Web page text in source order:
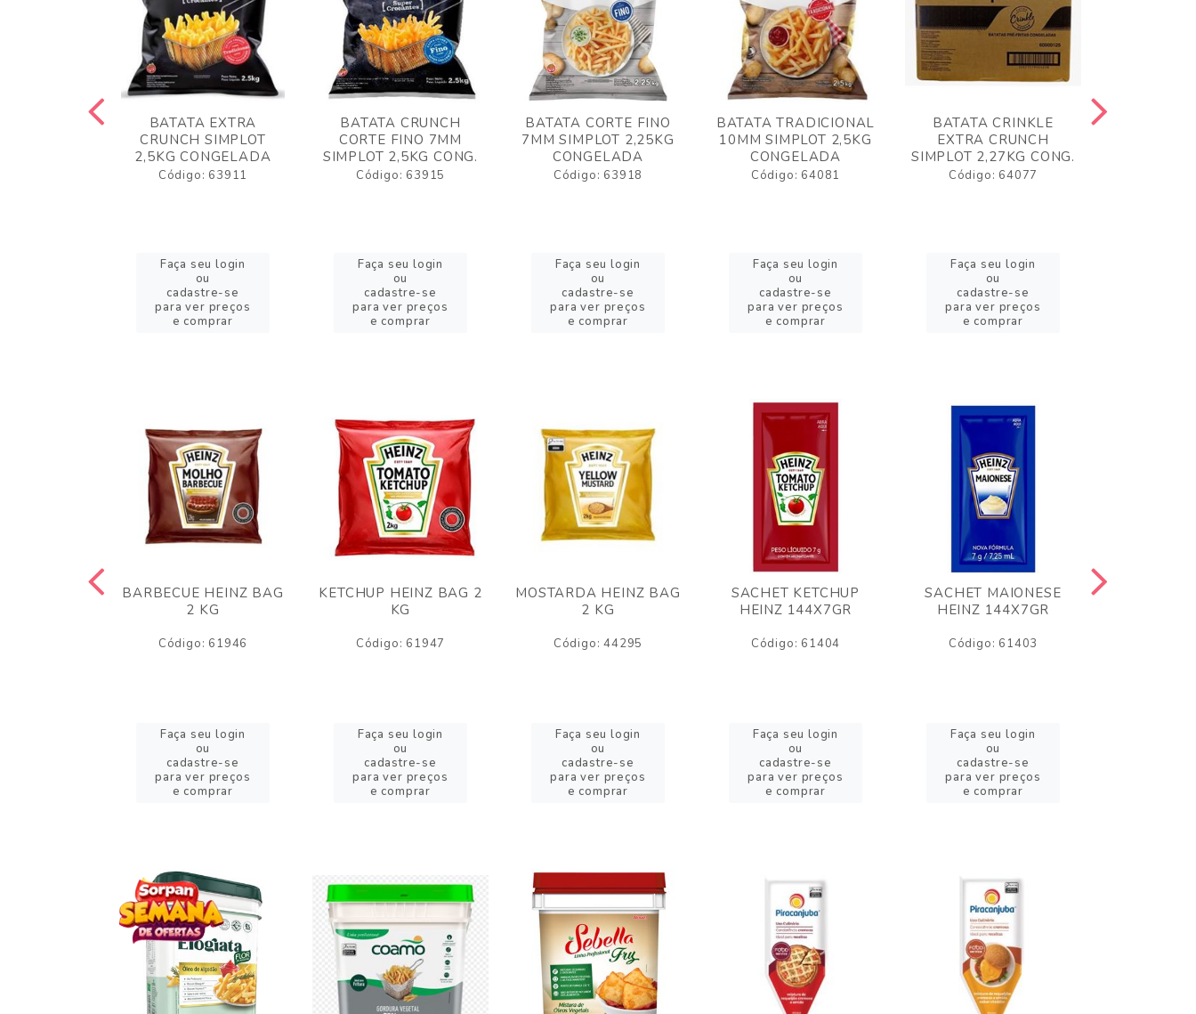
BATATA EXTRA
CRUNCH SIMPLOT
2,5KG CONGELADA
Código: 63911
Faça seu login
ou
cadastre-se
para ver preços
e comprar
BATATA CRUNCH
CORTE FINO 7MM
SIMPLOT 2,5KG CONG.
Código: 63915
Faça seu login
ou
cadastre-se
para ver preços
e comprar
BATATA CORTE FINO
7MM SIMPLOT 2,25KG
CONGELADA
Código: 63918
Faça seu login
ou
cadastre-se
para ver preços
e comprar
BATATA TRADICIONAL
10MM SIMPLOT 2,5KG
CONGELADA
Código: 64081
Faça seu login
ou
cadastre-se
para ver preços
e comprar
BATATA CRINKLE
EXTRA CRUNCH
SIMPLOT 2,27KG CONG.
Código: 64077
Faça seu login
ou
cadastre-se
para ver preços
e comprar
BARBECUE HEINZ BAG
2 KG
Código: 61946
Faça seu login
ou
cadastre-se
para ver preços
e comprar
KETCHUP HEINZ BAG 2
KG
Código: 61947
Faça seu login
ou
cadastre-se
para ver preços
e comprar
MOSTARDA HEINZ BAG
2 KG
Código: 44295
Faça seu login
ou
cadastre-se
para ver preços
e comprar
SACHET KETCHUP
HEINZ 144X7GR
Código: 61404
Faça seu login
ou
cadastre-se
para ver preços
e comprar
SACHET MAIONESE
HEINZ 144X7GR
Código: 61403
Faça seu login
ou
cadastre-se
para ver preços
e comprar